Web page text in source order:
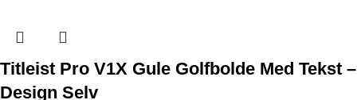
Titleist Pro V1X Gule Golfbolde Med Tekst –
Design Selv